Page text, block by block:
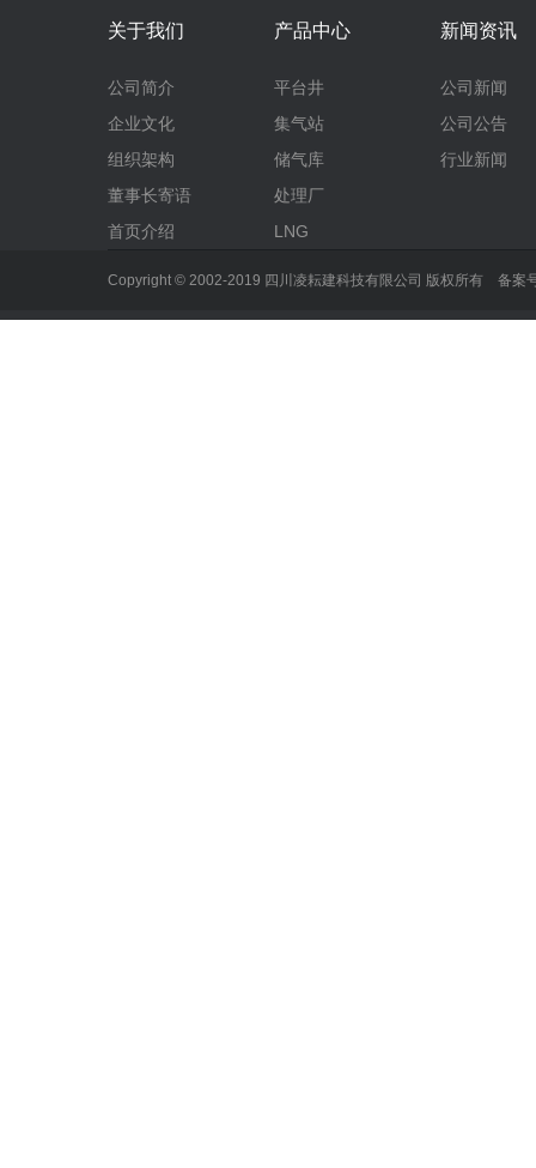
关于我们
公司简介
企业文化
组织架构
董事长寄语
首页介绍
产品中心
平台井
集气站
储气库
处理厂
LNG
新闻资讯
公司新闻
公司公告
行业新闻
Copyright © 2002-2019 四川凌耘建科技有限公司 版权所有 备案